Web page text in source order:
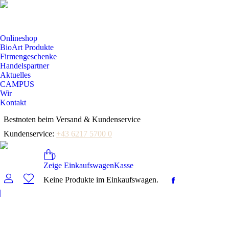
Onlineshop
BioArt Produkte
Firmengeschenke
Handelspartner
Aktuelles
CAMPUS
Wir
Kontakt
Bestnoten beim Versand & Kundenservice
Kundenservice: +43 6217 5700 0
0
Zeige EinkaufswagenKasse
Keine Produkte im Einkaufswagen.
Facebook
|